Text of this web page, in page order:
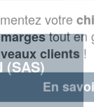
(SAS)
d'affaireset
de